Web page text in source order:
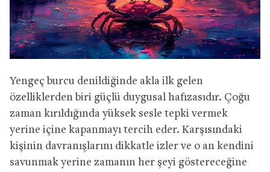
Yengeç burcu denildiğinde akla ilk gelen
özelliklerden biri güçlü duygusal hafızasıdır. Çoğu
zaman kırıldığında yüksek sesle tepki vermek
yerine içine kapanmayı tercih eder. Karşısındaki
kişinin davranışlarını dikkatle izler ve o an kendini
savunmak yerine zamanın her şeyi göstereceğine